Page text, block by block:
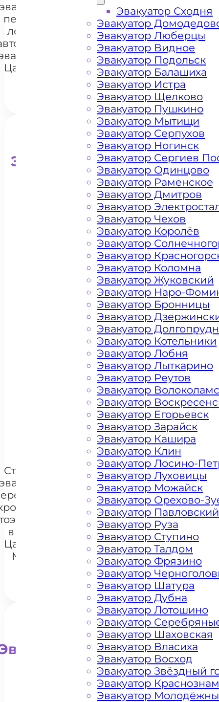
и
перевозки
легковых
Царицыно
+7 985 222 99 01
Эвакуатор для
Цена от 4500 рублей
+ 100 РУБЛЕЙ ЗА КИЛОМЕТР
Стоимость
и
в районе
Царицыно
Москва
+7 985 222 99 01
для
Эвакуатор Сходня
Эвакуатор
Эвакуатор Люберцы
Эвакуатор Видное
Эвакуатор Подольск
Эвакуатор Балашиха
Эвакуатор Истра
Эвакуатор Щелково
Эвакуатор Пушкино
Эвакуатор Мытищи
Эвакуатор Серпухов
Эвакуатор Ногинск
Эвакуатор Сергиев
Эвакуатор Одинцово
Эвакуатор Раменское
Эвакуатор Дмитров
Эвакуатор
Эвакуатор Чехов
Эвакуатор Королёв
Эвакуатор
Эвакуатор
Эвакуатор Коломна
Эвакуатор Жуковский
Эвакуатор Наро-
Эвакуатор Бронницы
Эвакуатор
Эвакуатор
Эвакуатор Котельники
Эвакуатор Лобня
Эвакуатор Лыткарино
Эвакуатор Реутов
Эвакуатор
Эвакуатор
Эвакуатор Егорьевск
Эвакуатор Зарайск
Эвакуатор Кашира
Эвакуатор Клин
Эвакуатор Лосино-
Эвакуатор Луховицы
Эвакуатор Можайск
Эвакуатор Орехово-
Эвакуатор
Эвакуатор Руза
Эвакуатор Ступино
Эвакуатор Талдом
Эвакуатор Фрязино
Эвакуатор
Эвакуатор Шатура
Эвакуатор Дубна
Эвакуатор Лотошино
Эвакуатор
Эвакуатор Шаховская
Эвакуатор Власиха
Эвакуатор Восход
Эвакуатор Звёздный
Эвакуатор
Эвакуатор